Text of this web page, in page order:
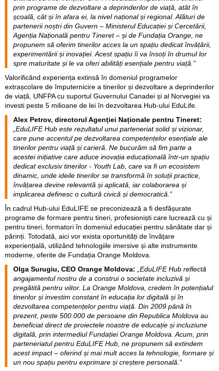
prin programe de dezvoltare a deprinderilor de viață, atât în
școală, cât și în afara ei, la nivel național și regional. Alături de
partenerii noștri din Guvern – Ministerul Educației și Cercetării,
Agenția Națională pentru Tineret – și de Fundația Orange, ne
propunem să oferim tinerilor acces la un spațiu dedicat învățării,
experimentării și inovației. Acest spațiu îi va însoți în drumul lor
spre maturitate și le va oferi abilități esențiale pentru viață.”
Valorificând experiența extinsă în domeniul programelor
extrașcolare de împuternicire a tinerilor și dezvoltare a deprinderilor
de viață, UNFPA cu suportul Guvernului Canadei și al Norvegiei va
investi peste 5 milioane de lei în dezvoltarea Hub-ului EduLife.
Alex Petrov, directorul Agenției Naționale pentru Tineret:
„EduLIFE Hub este rezultatul unui parteneriat solid și vizionar,
care pune accentul pe dezvoltarea competențelor esențiale ale
tinerilor pentru viață și carieră. Ne bucurăm să fim parte a
acestei inițiative care aduce inovația educațională într-un spațiu
dedicat exclusiv tinerilor - Youth Lab, care va fi un ecosistem
dinamic, unde ideile tinerilor se transformă în soluții practice,
învățarea devine relevantă și aplicată, iar colaborarea și
implicarea definesc o cultură civică și democratică.”
În cadrul Hub-ului EduLIFE se preconizează a fi desfășurate
programe de formare pentru tineri, profesioniști care lucrează cu și
pentru tineri, formatori în domeniul educației pentru sănătate dar și
părinți. Totodată, aici vor exista oportunități de învățare
experiențială, utilizând tehnologiile imersive și alte instrumente
moderne, oferite de Fundația Orange Moldova.
Olga Surugiu, CEO Orange Moldova:
„EduLIFE Hub reflectă
angajamentul nostru de a construi o societate incluzivă și
pregătită pentru viitor. La Orange Moldova, credem în potențialul
tinerilor și investim constant în educația lor digitală și în
dezvoltarea competențelor pentru viață. Din 2009 până în
prezent, peste 500.000 de persoane din Republica Moldova au
beneficiat direct de proiectele noastre de educație și incluziune
digitală, prin intermediul Fundației Orange Moldova. Acum, prin
parteneriatul pentru EduLIFE Hub, ne propunem să extindem
acest impact – oferind și mai mult acces la tehnologie, formare și
un nou spațiu pentru exprimare și creștere personală.”